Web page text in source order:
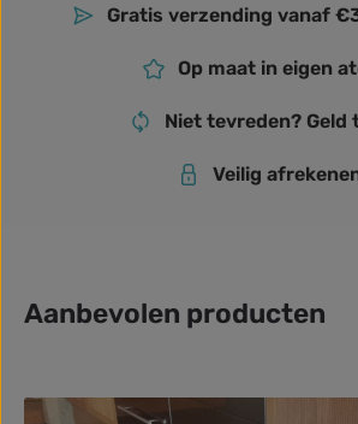
Gratis verzending vanaf
Op maat in eigen
Niet tevreden? Geld
Veilig
Aanbevolen producten
Productgalerij overslaan